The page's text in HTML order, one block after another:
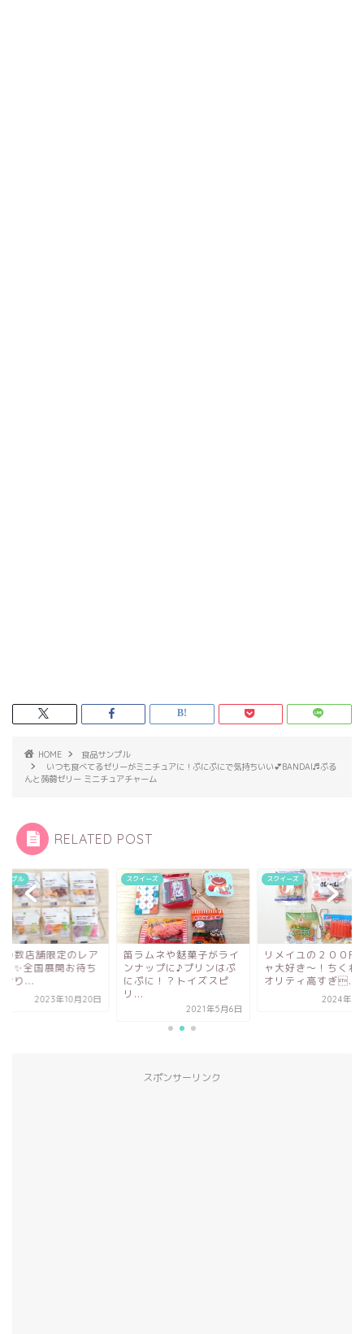
HOME
食品サンプル
いつも食べてるゼリーがミニチュアに！ぷにぷにで気持ちいい💕BANDAI♬ぷる
んと蒟蒻ゼリー ミニチュアチャーム
RELATED POST
ーズ
ムネや麩菓子がライ
ップに♪プリンはぷ
！？トイズスピ
スクイーズ
リメイユの２００円ガチ
ャ大好き～！ちくわのク
オリティ高すぎ...
食品サンプル
東京の数店舗限定の
ガチャ✨全国展開お
しており...
2023年10
スポンサーリンク